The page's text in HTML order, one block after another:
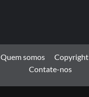
Quem somos Copyright
Contate-nos